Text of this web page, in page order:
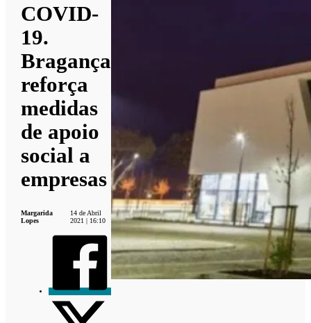
COVID-
19.
Bragança
reforça
medidas
de apoio
social a
empresas
Margarida
Lopes
14 de Abril
2021 | 16:10